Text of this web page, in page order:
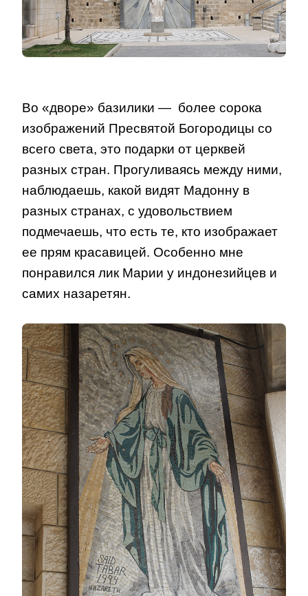
Во «дворе» базилики — более сорока
изображений Пресвятой Богородицы со
всего света, это подарки от церквей
разных стран. Прогуливаясь между ними,
наблюдаешь, какой видят Мадонну в
разных странах, с удовольствием
подмечаешь, что есть те, кто изображает
ее прям красавицей. Особенно мне
понравился лик Марии у индонезийцев и
самих назаретян.